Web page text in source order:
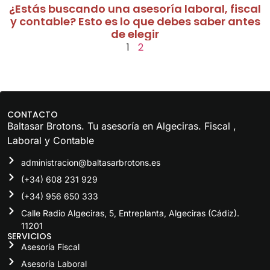
¿Estás buscando una asesoría laboral, fiscal
y contable? Esto es lo que debes saber antes
de elegir
1 2
CONTACTO
Baltasar Brotons. Tu asesoría en Algeciras. Fiscal ,
Laboral y Contable
administracion@baltasarbrotons.es
(+34) 608 231 929
(+34) 956 650 333
Calle Radio Algeciras, 5, Entreplanta, Algeciras (Cádiz).
11201
SERVICIOS
Asesoría Fiscal
Asesoría Laboral